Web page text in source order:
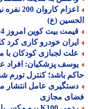
اعزام کاروان
(ع)
بیت کوین امروز 14 مرداد 1405 چقدر است؟
خودرو کاری کرد
لجبازی کودکان با
پزشکیان: افراد
باشد؛ کنترل تورم
عامل انتشار
مجازی